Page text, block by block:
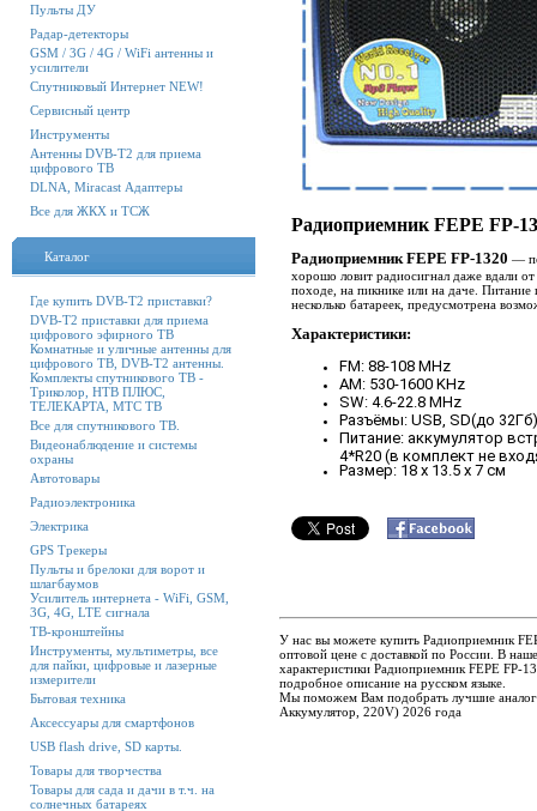
Пульты ДУ
Радар-детекторы
GSM / 3G / 4G / WiFi антенны и
усилители
Спутниковый Интернет NEW!
Сервисный центр
Инструменты
Антенны DVB-T2 для приема
цифрового ТВ
DLNA, Miracast Адаптеры
Все для ЖКХ и ТСЖ
Каталог
Где купить DVB-T2 приставки?
DVB-T2 приставки для приема
цифрового эфирного ТВ
Комнатные и уличные антенны для
цифрового ТВ, DVB-T2 антенны.
Комплекты спутникового ТВ -
Триколор, НТВ ПЛЮС,
ТЕЛЕКАРТА, МТС ТВ
Все для спутникового ТВ.
Видеонаблюдение и системы
охраны
Автотовары
Радиоэлектроника
Электрика
GPS Трекеры
Пульты и брелоки для ворот и
шлагбаумов
Усилитель интернета - WiFi, GSM,
3G, 4G, LTE сигнала
ТВ-кронштейны
Инструменты, мультиметры, все
для пайки, цифровые и лазерные
измерители
Бытовая техника
Аксессуары для смартфонов
USB flash drive, SD карты.
Товары для творчества
Товары для сада и дачи в т.ч. на
солнечных батареях
Радиоприемник FEPE FP-
Радиоприемник FEPE FP-1320 —
хорошо ловит радиосигнал даже вдали
походе, на пикнике или на даче. Питание
несколько батареек, предусмотрена
Характеристики:
FM: 88-108 MHz
AM: 530-1600 KHz
SW: 4.6-22.8 MHz
Разъёмы: USB, SD(до
Питание: аккумулятор
4*R20 (в комплект не
Размер: 18 х 13.5 х 7 см
У нас вы можете купить Радиоприемник
оптовой цене с доставкой по России. В
характеристики Радиоприемник FEPE
подробное описание на русском языке.
Мы поможем Вам подобрать лучшие
Аккумулятор, 220V) 2026 года